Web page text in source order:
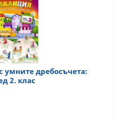
умните дребосъчета:
2. клас